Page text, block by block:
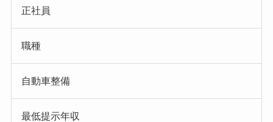
正社員
職種
自動車整備
最低提示年収